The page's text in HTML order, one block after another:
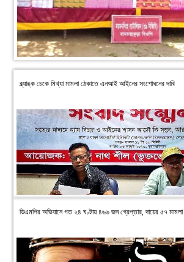
ব্ল্যাঙ্ক চেকে মিথ্যা মামলা ঠেকাতে এনআই আইনের সংশোধনের দাবি
ডিএমপির অভিযানে গত ২৪ ঘণ্টায় ৪৬৬ জন গ্রেপ্তার, দায়ের ৫৭ মামলা